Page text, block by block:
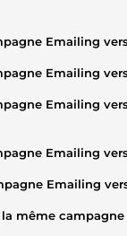
Emailing
Emailing
Emailing
Emailing
Emailing
même campagne